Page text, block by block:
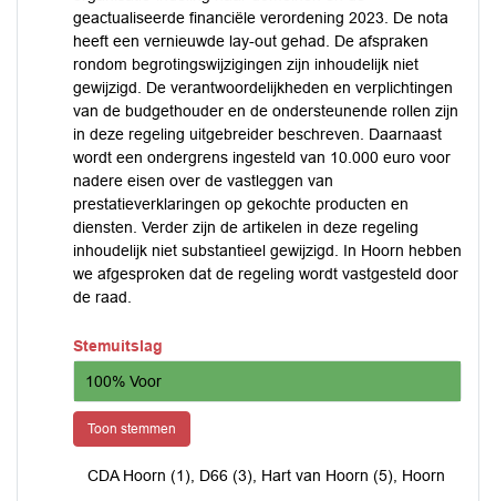
geactualiseerde financiële verordening 2023. De nota
heeft een vernieuwde lay-out gehad. De afspraken
rondom begrotingswijzigingen zijn inhoudelijk niet
gewijzigd. De verantwoordelijkheden en verplichtingen
van de budgethouder en de ondersteunende rollen zijn
in deze regeling uitgebreider beschreven. Daarnaast
wordt een ondergrens ingesteld van 10.000 euro voor
nadere eisen over de vastleggen van
prestatieverklaringen op gekochte producten en
diensten. Verder zijn de artikelen in deze regeling
inhoudelijk niet substantieel gewijzigd. In Hoorn hebben
we afgesproken dat de regeling wordt vastgesteld door
de raad.
Stemuitslag
100% Voor
Toon stemmen
CDA Hoorn (1), D66 (3), Hart van Hoorn (5), Hoorn